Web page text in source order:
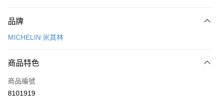
信用卡一次付款
3 期 0 利率 每期
合作金庫商業銀行
上海商業儲蓄銀行
超商取貨付款
LINE Pay
品牌
MICHELIN 米其林
商品特色
商品編號
8101919